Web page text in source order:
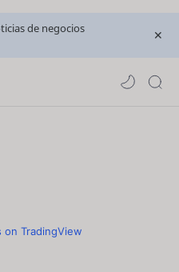
de negocios
on TradingView